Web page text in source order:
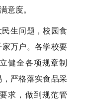
意度。
生问题，校园食
万户。各学校要
健全各项规章制
严格落实食品采
求，做到规范管